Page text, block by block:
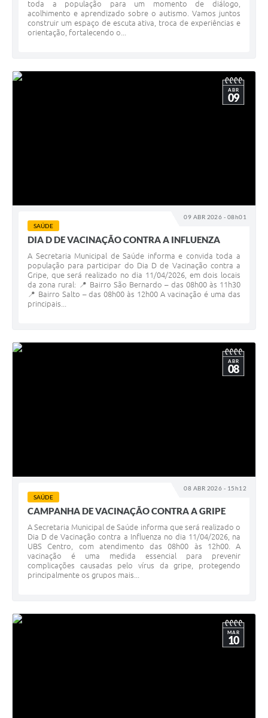
toda a população para um momento de diálogo,
acolhimento e aprendizado sobre o autismo. Vamos juntos
construir um espaço de escuta ativa, troca de experiências e
orientação, fortalecendo o...
09 ABR 2026 - 08h01
ABR
09
SAÚDE
DIA D DE VACINAÇÃO CONTRA A INFLUENZA
A Secretaria Municipal de Saúde informa e convida toda a
população para participar do Dia D de Vacinação contra a
Gripe, que será realizado no dia 11/04/2026, em dois locais
da zona rural: 📍 Bairro São Bernardo – das 08h00 às 11h30
📍 Bairro Salto – das 08h00 às 12h00 A vacinação é uma das
principais...
08 ABR 2026 - 15h12
ABR
08
SAÚDE
CAMPANHA DE VACINAÇÃO CONTRA A GRIPE
A Secretaria Municipal de Saúde informa que será realizado o
Dia D de Vacinação contra a Influenza no dia 11/04/2026, na
UBS Centro, com atendimento das 08h00 às 12h00. A
vacinação é uma medida essencial para prevenir
complicações causadas pelo vírus da gripe, protegendo
principalmente os grupos mais...
MAR
10